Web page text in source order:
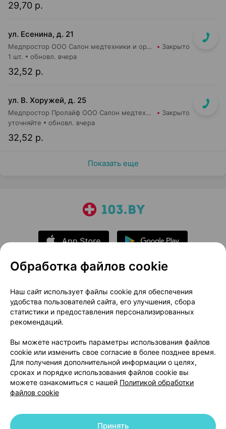
29,70 р.
ул. Есенина, д. 21
Медпростор ООО Салон медтехники и ортопедии №9 Закрыто
32,52 р.
1 шт. обновл. вчера
ул. В. Хоружей, д. 25
Медпростор Пролайф ООО Салон медтехники и ортопедии №50 Закрыто
32,52 р.
уточняйте обновл. вчера
Показать еще
О проекте
Новости проекта
Размещение рекламы
Медицинский маркетинг
Публичный договор
Доставка
Способы оплаты
Вакансии
Партнеры
Написать руководителю 103.by
Написать в поддержку
Персональные настройки Cookie
Обработка файлов cookie
Наш сайт использует файлы cookie для обеспечения
удобства пользователей сайта, его улучшения, сбора
статистики и предоставления персонализированных
рекомендаций.
Вы можете настроить параметры использования файлов
cookie или изменить свое согласие в более позднее время.
Для получения дополнительной информации о целях,
сроках и порядке использования файлов cookie вы
можете ознакомиться с нашей Политикой обработки
файлов cookie
Принять